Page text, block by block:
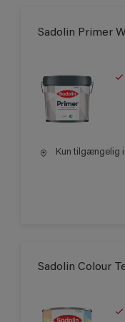
Sadolin Primer
Kun tilgængelig i
Sadolin Colour